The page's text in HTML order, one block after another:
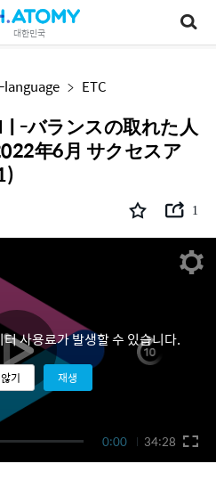
대한민국
ETC
-バランスの取れた人
年6月 サクセスア
1
0:00 34:28
사용료가 발생할 수 있습니다.
기 재생